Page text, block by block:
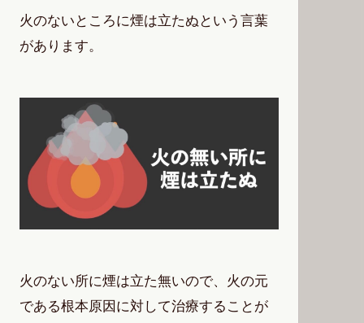
火のないところに煙は立たぬという言葉
があります。
火のない所に煙は立た無いので、火の元
である根本原因に対して治療することが